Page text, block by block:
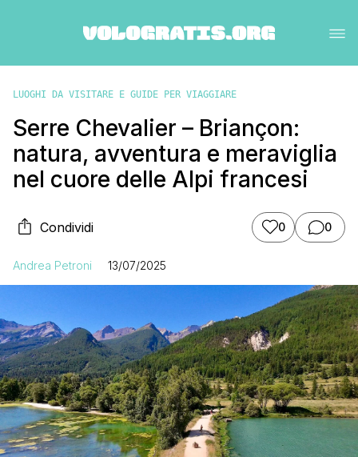
LUOGHI DA VISITARE E GUIDE PER VIAGGIARE
Serre Chevalier – Briançon:
natura, avventura e meraviglia
nel cuore delle Alpi francesi
Condividi 0 0
Andrea Petroni 13/07/2025